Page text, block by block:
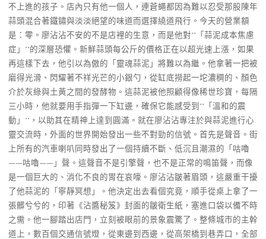
不上進的孩子。店內只有他一個人，連蒼蠅都因為難以忍受那股陳年
蒜頭混合著鐵鏽與淡淡絕望的味道而選擇繞道飛行。今天的營業額
是：零。廖沾沾不安的不是店裡的生意，而是他對**「蒜泥成本焦慮
症」**的深層恐懼。新鮮蒜頭每公斤的價格正在以超光速上漲，如果
再這樣下去，他引以為傲的「靈魂蒜泥」將難以為繼。他拿著一把被
磨得光滑、閃耀著不祥光芒的小銀勺，從缸底撈起一坨濃稠的、顏色
介於灰綠與土黃之間的發酵物。這蒜泥被他照顧得像稀世珍寶，每隔
三小時，他就要用手指彈一下缸邊，確保它能感受到**「溫和的震
動」**，以助其在精神上達到圓滿。就在廖沾沾專注於與蒜泥進行心
靈交流時，外面的世界開始發出一些不對勁的信號。首先是聲音。街
上所有的汽車喇叭同時發出了一個持續不斷、低沉且潮濕的「咕嚕
——咕嚕——」聲。這聲音不是引擎聲，也不是正常的鳴笛聲，而像
是一個巨大的、消化不良的胃在哀嚎。廖沾沾皺著眉頭，這嚴重干擾
了他蒜泥的「寧靜冥想」。他決定出去看個究竟，順手從桌上拿了一
張髒兮兮的，印著《沾醬秘笈》封面的皺衛生紙，塞進口袋以備不時
之需。他一腳踏出店門，立刻被眼前的景象震驚了。整條城市的主幹
道上，數百個交通信號燈，從東邊到西邊，從高架橋到巷弄口，全部